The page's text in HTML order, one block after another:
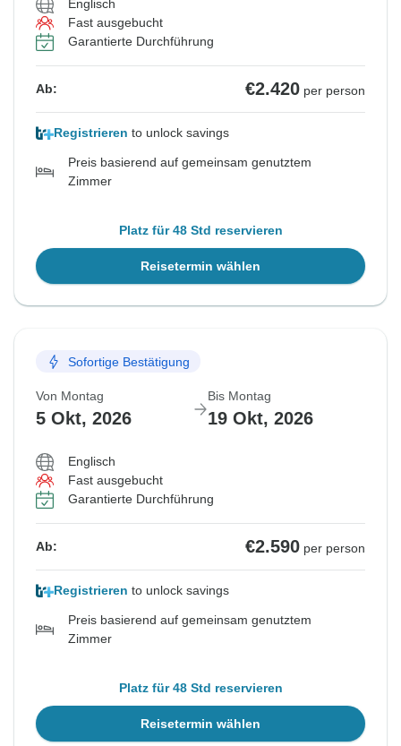
Ähnliche Reisen für dieses Reisedatum
Ähnliche Reisen für dieses Reisedatum
Ähnliche Reisen für dieses Reisedatum
Ähnliche Reisen für dieses Reisedatum
Ähnliche Reisen für dieses Reisedatum
Englisch
Fast ausgebucht
Garantierte Durchführung
Ab: €2.420 per person
Registrieren to unlock savings
Preis basierend auf gemeinsam genutztem
Zimmer
Platz für 48 Std reservieren
Reisetermin wählen
Sofortige Bestätigung
Von Montag
5 Okt, 2026
Bis Montag
19 Okt, 2026
Englisch
Fast ausgebucht
Garantierte Durchführung
Ab: €2.590 per person
Registrieren to unlock savings
Preis basierend auf gemeinsam genutztem
Zimmer
Platz für 48 Std reservieren
Reisetermin wählen